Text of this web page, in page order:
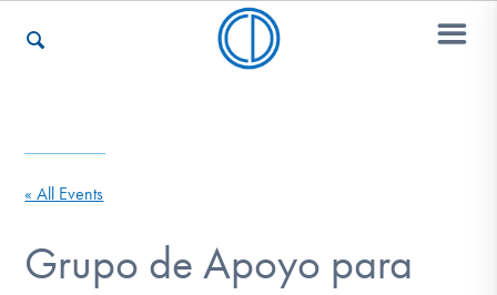
« All Events
Grupo de Apoyo para